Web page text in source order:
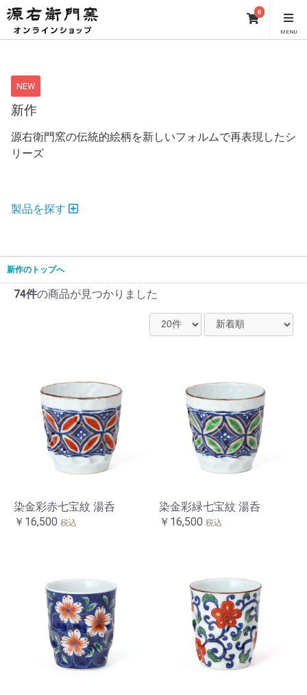
0
MENU
NEW
新作
源右衛門窯の伝統的絵柄を新しいフォルムで再表現したシ
リーズ
製品を探す
新作のトップへ
74件の商品が見つかりました
染金彩赤七宝紋 湯呑
￥16,500 税込
染金彩緑七宝紋 湯呑
￥16,500 税込